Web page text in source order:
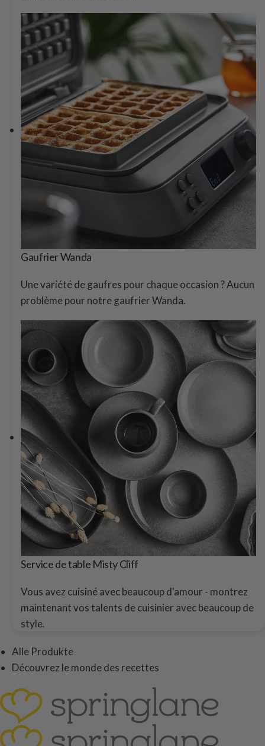
Gaufrier Wanda
Une variété de gaufres pour chaque occasion ? Aucun
problème pour notre gaufrier Wanda.
Service de table Misty Cliff
Vous avez cuisiné avec beaucoup d'amour - montrez
maintenant vos talents de cuisinier avec beaucoup de
style.
Alle Produkte
Découvrez le monde des recettes